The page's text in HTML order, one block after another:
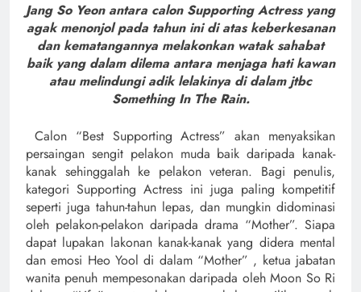
Jang So Yeon antara calon Supporting Actress yang
agak menonjol pada tahun ini di atas keberkesanan
dan kematangannya melakonkan watak sahabat
baik yang dalam dilema antara menjaga hati kawan
atau melindungi adik lelakinya di dalam jtbc
Something In The Rain.
Calon “Best Supporting Actress” akan menyaksikan
persaingan sengit pelakon muda baik daripada kanak-
kanak sehinggalah ke pelakon veteran. Bagi penulis,
kategori Supporting Actress ini juga paling kompetitif
seperti juga tahun-tahun lepas, dan mungkin didominasi
oleh pelakon-pelakon daripada drama “Mother”. Siapa
dapat lupakan lakonan kanak-kanak yang didera mental
dan emosi Heo Yool di dalam “Mother” , ketua jabatan
wanita penuh mempesonakan daripada oleh Moon So Ri